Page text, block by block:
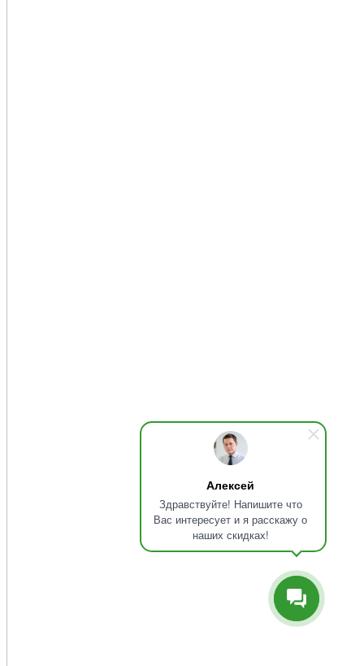
Алексей
Здравствуйте! Напишите что
Вас интересует и я расскажу о
наших скидках!